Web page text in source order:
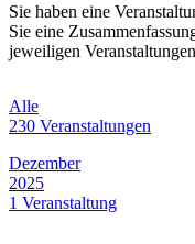
Sie haben eine
Sie eine
jeweiligen
Alle
230 Veranstaltungen
Dezember
2025
1 Veranstaltung